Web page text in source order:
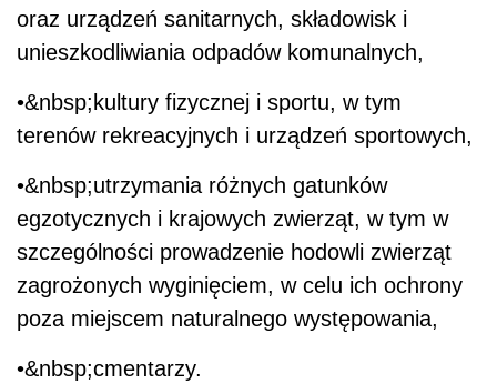
oraz urządzeń sanitarnych, składowisk i
unieszkodliwiania odpadów komunalnych,
•&nbsp;kultury fizycznej i sportu, w tym
terenów rekreacyjnych i urządzeń sportowych,
•&nbsp;utrzymania różnych gatunków
egzotycznych i krajowych zwierząt, w tym w
szczególności prowadzenie hodowli zwierząt
zagrożonych wyginięciem, w celu ich ochrony
poza miejscem naturalnego występowania,
•&nbsp;cmentarzy.